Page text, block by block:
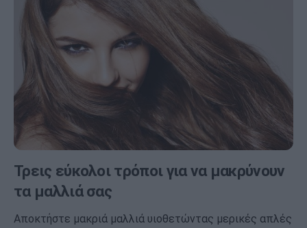
Τρεις εύκολοι τρόποι για να μακρύνουν
τα μαλλιά σας
Αποκτήστε μακριά μαλλιά υιοθετώντας μερικές απλές